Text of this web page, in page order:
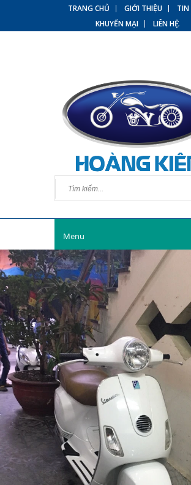
TRANG CHỦ GIỚI THIỆU
TIN
KHUYẾN MẠI
LIÊN HỆ
Menu